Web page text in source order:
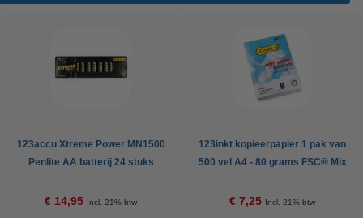
123accu Xtreme Power MN1500
Penlite AA batterij 24 stuks
€ 14,95 Incl. 21% btw
123inkt kopieerpapier 1 pak van
500 vel A4 - 80 grams FSC® Mix
€ 7,25 Incl. 21% btw